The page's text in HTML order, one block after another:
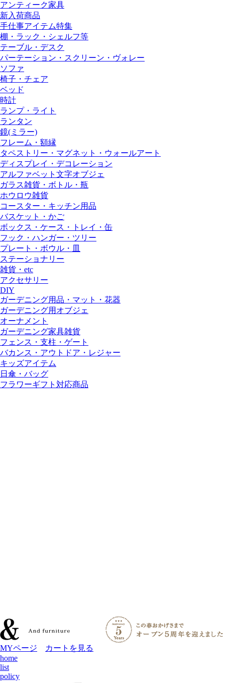
アンティーク家具
新入荷商品
手仕事アイテム特集
棚・ラック・シェルフ等
テーブル・デスク
パーテーション・スクリーン・ヴォレー
ソファ
椅子・チェア
ベッド
時計
ランプ・ライト
ランタン
鏡(ミラー)
フレーム・額縁
タペストリー・マグネット・ウォールアート
ディスプレイ・デコレーション
アルファベット文字オブジェ
ガラス雑貨・ボトル・瓶
ホウロウ雑貨
コースター・キッチン用品
バスケット・かご
ボックス・ケース・トレイ・缶
フック・ハンガー・ツリー
プレート・ボウル・皿
ステーショナリー
雑貨・etc
アクセサリー
DIY
ガーデニング用品・マット・花器
ガーデニング用オブジェ
オーナメント
ガーデニング家具雑貨
フェンス・支柱・ゲート
バカンス・アウトドア・レジャー
キッズアイテム
日傘・バッグ
フラワーギフト対応商品
MYページ
カートを見る
home
list
policy